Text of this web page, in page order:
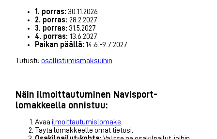
1. porras: 30.11.2026
2. porras: 28.2.2027
3. porras: 31.5.2027
4. porras: 13.6.2027
Paikan päällä: 14.6.-9.7.2027
Tutustu osallistumismaksuihin
Näin ilmoittautuminen Navisport-
lomakkeella onnistuu:
Avaa ilmoittautumislomake
Täytä lomakkeelle omat tietosi.